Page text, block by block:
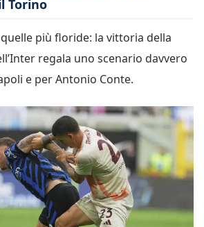
Torino
più floride: la vittoria della
regala uno scenario davvero
e per Antonio Conte.